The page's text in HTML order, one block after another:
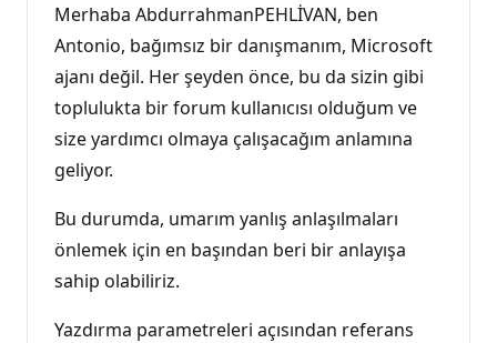
Merhaba AbdurrahmanPEHLİVAN, ben
Antonio, bağımsız bir danışmanım, Microsoft
ajanı değil. Her şeyden önce, bu da sizin gibi
toplulukta bir forum kullanıcısı olduğum ve
size yardımcı olmaya çalışacağım anlamına
geliyor.
Bu durumda, umarım yanlış anlaşılmaları
önlemek için en başından beri bir anlayışa
sahip olabiliriz.
Yazdırma parametreleri açısından referans